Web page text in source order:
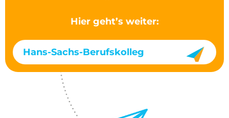
Hier geht’s weiter:
Hans-Sachs-Berufskolleg